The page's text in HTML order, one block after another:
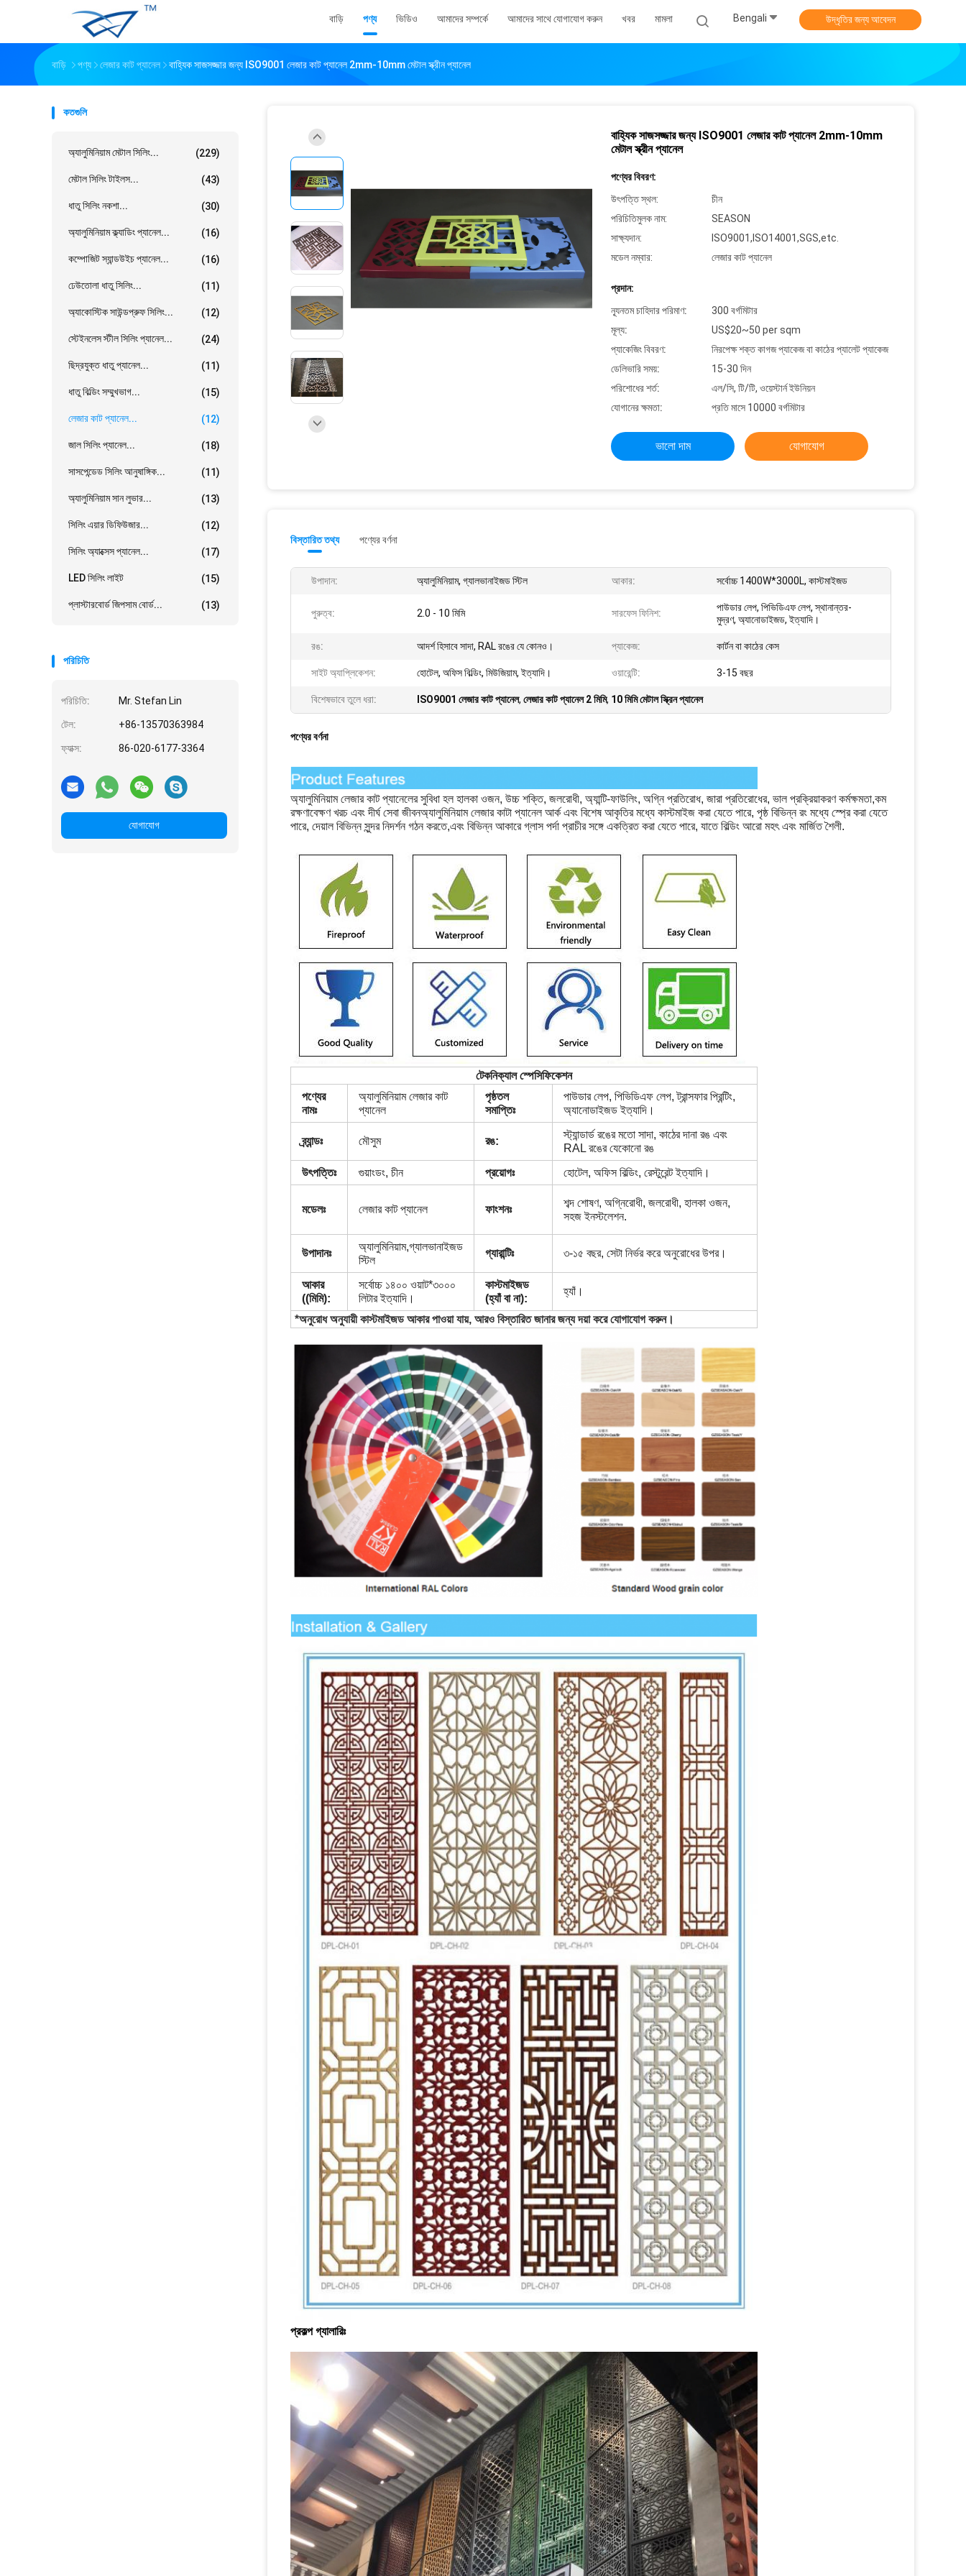
বাড়ি পণ্য ভিডিও আমাদের সম্পর্কে আমাদের সাথে যোগাযোগ করুন খবর মামলা Bengali উদ্ধৃতির জন্য আবেদন
বাড়ি পণ্য লেজার কাট প্যানেল বাহ্যিক সাজসজ্জার জন্য ISO9001 লেজার কাট প্যানেল 2mm-10mm মেটাল স্ক্রীন প্যানেল
কতগুলি
অ্যালুমিনিয়াম মেটাল সিলিং... (229)
মেটাল সিলিং টাইলস... (43)
ধাতু সিলিং নকশা... (30)
অ্যালুমিনিয়াম ক্ল্যাডিং প্যানেল... (16)
কম্পোজিট স্যান্ডউইচ প্যানেল... (16)
ঢেউতোলা ধাতু সিলিং... (11)
অ্যাকোস্টিক সাউন্ডপ্রুফ সিলিং... (12)
স্টেইনলেস স্টীল সিলিং প্যানেল... (24)
ছিদ্রযুক্ত ধাতু প্যানেল... (11)
ধাতু বিল্ডিং সম্মুখভাগ... (15)
লেজার কাট প্যানেল... (12)
জাল সিলিং প্যানেল... (18)
সাসপেন্ডেড সিলিং আনুষাঙ্গিক... (11)
অ্যালুমিনিয়াম সান লুভার... (13)
সিলিং এয়ার ডিফিউজার... (12)
সিলিং অ্যাক্সেস প্যানেল... (17)
LED সিলিং লাইট (15)
প্লাস্টারবোর্ড জিপসাম বোর্ড... (13)
পরিচিতি
পরিচিতি: Mr. Stefan Lin
টেল: +86-13570363984
ফ্যাক্স: 86-020-6177-3364
যোগাযোগ
বাহ্যিক সাজসজ্জার জন্য ISO9001 লেজার কাট প্যানেল 2mm-10mm
মেটাল স্ক্রীন প্যানেল
পণ্যের বিবরণ:
উৎপত্তি স্থল:
চীন
পরিচিতিমুলক নাম:
SEASON
সাক্ষ্যদান:
ISO9001,ISO14001,SGS,etc.
মডেল নম্বার:
লেজার কাট প্যানেল
প্রদান:
ন্যূনতম চাহিদার পরিমাণ:
300 বর্গমিটার
মূল্য:
US$20~50 per sqm
প্যাকেজিং বিবরণ:
নিরপেক্ষ শক্ত কাগজ প্যাকেজ বা কাঠের প্যালেট প্যাকেজ
ডেলিভারি সময়:
15-30 দিন
পরিশোধের শর্ত:
এল/সি, টি/টি, ওয়েস্টার্ন ইউনিয়ন
যোগানের ক্ষমতা:
প্রতি মাসে 10000 বর্গমিটার
ভালো দাম যোগাযোগ
বিস্তারিত তথ্য পণ্যের বর্ণনা
উপাদান: অ্যালুমিনিয়াম, গ্যালভানাইজড স্টিল আকার: সর্বোচ্চ 1400W*3000L, কাস্টমাইজড
পুরুত্ব: 2.0 - 10 মিমি সারফেস ফিনিশ:
পাউডার লেপ, পিভিডিএফ লেপ, স্থানান্তর-
মুদ্রণ, অ্যানোডাইজড, ইত্যাদি।
রঙ: আদর্শ হিসাবে সাদা, RAL রঙের যে কোনও। প্যাকেজ: কার্টন বা কাঠের কেস
সাইট অ্যাপ্লিকেশন: হোটেল, অফিস বিল্ডিং, মিউজিয়াম, ইত্যাদি। ওয়ারেন্টি: 3-15 বছর
বিশেষভাবে তুলে ধরা: ISO9001 লেজার কাট প্যানেল, লেজার কাট প্যানেল 2 মিমি, 10 মিমি মেটাল স্ক্রিন প্যানেল
পণ্যের বর্ণনা
অ্যালুমিনিয়াম লেজার কাট প্যানেলের সুবিধা হল হালকা ওজন, উচ্চ শক্তি, জলরোধী, অ্যান্টি-ফাউলিং, অগ্নি প্রতিরোধ, জারা প্রতিরোধের, ভাল প্রক্রিয়াকরণ কর্মক্ষমতা,কম
রক্ষণাবেক্ষণ খরচ এবং দীর্ঘ সেবা জীবনঅ্যালুমিনিয়াম লেজার কাটা প্যানেল আর্ক এবং বিশেষ আকৃতির মধ্যে কাস্টমাইজ করা যেতে পারে, পৃষ্ঠ বিভিন্ন রং মধ্যে স্প্রে করা যেতে
পারে, দেয়াল বিভিন্ন সুন্দর নিদর্শন গঠন করতে,এবং বিভিন্ন আকারে গ্লাস পর্দা প্রাচীর সঙ্গে একত্রিত করা যেতে পারে, যাতে বিল্ডিং আরো মহৎ এবং মার্জিত শৈলী.
টেকনিক্যাল স্পেসিফিকেশন
পণ্যের
নামঃ
অ্যালুমিনিয়াম লেজার কাট
প্যানেল
পৃষ্ঠতল
সমাপ্তিঃ
পাউডার লেপ, পিভিডিএফ লেপ, ট্রান্সফার প্রিন্টিং,
অ্যানোডাইজড ইত্যাদি।
ব্র্যান্ডঃ মৌসুম রঙ:
স্ট্যান্ডার্ড রঙের মতো সাদা, কাঠের দানা রঙ এবং
RAL রঙের যেকোনো রঙ
উৎপত্তিঃ
গুয়াংডং, চীন প্রয়োগঃ হোটেল, অফিস বিল্ডিং, রেস্টুরেন্ট ইত্যাদি।
মডেলঃ লেজার কাট প্যানেল ফাংশনঃ
শব্দ শোষণ, অগ্নিরোধী, জলরোধী, হালকা ওজন,
সহজ ইনস্টলেশন.
উপাদানঃ
অ্যালুমিনিয়াম,গ্যালভানাইজড
স্টিল
গ্যারান্টিঃ ৩-১৫ বছর, সেটা নির্ভর করে অনুরোধের উপর।
আকার
((মিমি):
সর্বোচ্চ ১৪০০ ওয়াট*৩০০০
লিটার ইত্যাদি।
কাস্টমাইজড
(হ্যাঁ বা না):
হ্যাঁ।
*অনুরোধ অনুযায়ী কাস্টমাইজড আকার পাওয়া যায়, আরও বিস্তারিত জানার জন্য দয়া করে যোগাযোগ করুন।
প্রকল্প গ্যালারিঃ